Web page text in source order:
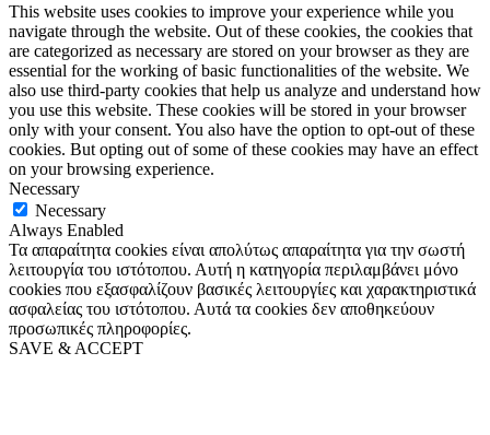
This website uses cookies to improve your experience while you
navigate through the website. Out of these cookies, the cookies that
are categorized as necessary are stored on your browser as they are
essential for the working of basic functionalities of the website. We
also use third-party cookies that help us analyze and understand how
you use this website. These cookies will be stored in your browser
only with your consent. You also have the option to opt-out of these
cookies. But opting out of some of these cookies may have an effect
on your browsing experience.
Necessary
Necessary
Always Enabled
Τα απαραίτητα cookies είναι απολύτως απαραίτητα για την σωστή
λειτουργία του ιστότοπου. Αυτή η κατηγορία περιλαμβάνει μόνο
cookies που εξασφαλίζουν βασικές λειτουργίες και χαρακτηριστικά
ασφαλείας του ιστότοπου. Αυτά τα cookies δεν αποθηκεύουν
προσωπικές πληροφορίες.
SAVE & ACCEPT